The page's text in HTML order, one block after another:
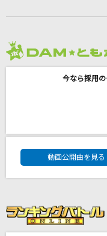
Get Over
Your Best Friend
SPECIALZ
ヨルシカ
今なら採用
DAM★とも
動画公開曲を見る